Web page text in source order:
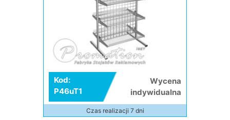
Kod:
P46uT1
Wycena
indywidualna
Czas realizacji 7 dni